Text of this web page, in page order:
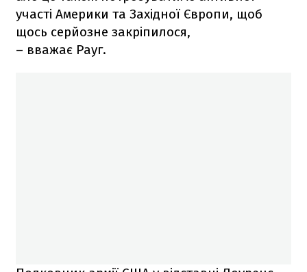
участі Америки та Західної Європи, щоб
щось серйозне закріпилося,
– вважає Рауг.